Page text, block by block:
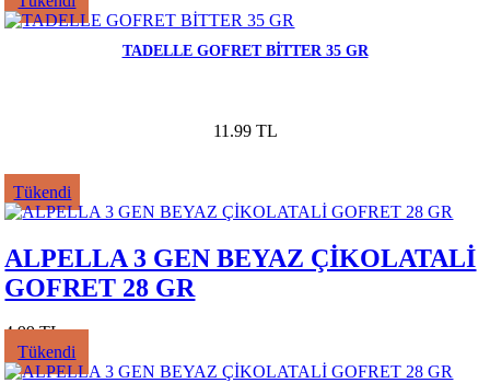
TADELLE GOFRET BİTTER 35 GR
11.99 TL
Tükendi
ALPELLA 3 GEN BEYAZ ÇİKOLATALİ
GOFRET 28 GR
4.99 TL
Tükendi